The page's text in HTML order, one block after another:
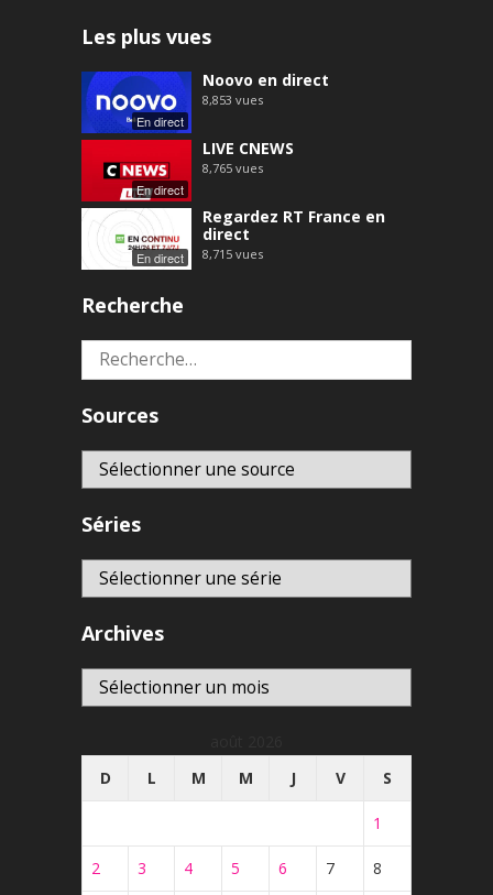
Les plus vues
En direct
Noovo en direct
8,853 vues
En direct
LIVE CNEWS
8,765 vues
En direct
Regardez RT France en
direct
8,715 vues
Recherche
Rechercher :
Sources
Séries
Archives
Archives
D
L M M J V S
1
2 3 4 5 6 7 8